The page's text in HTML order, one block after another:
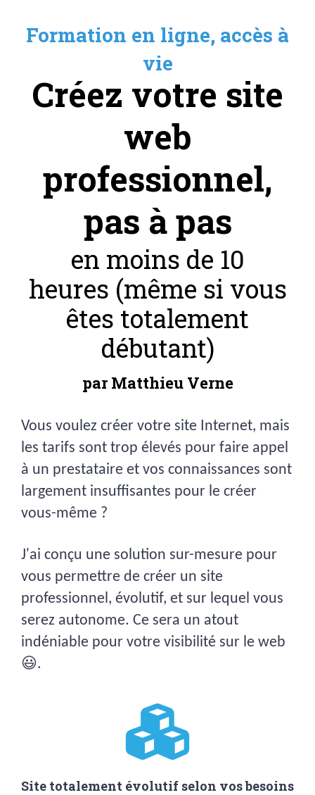
Formation en ligne, accès à
vie
Créez votre site
web
professionnel,
pas à pas
en moins de 10
heures (même si vous
êtes totalement
débutant)
par Matthieu Verne
Vous voulez créer votre site Internet, mais
les tarifs sont trop élevés pour faire appel
à un prestataire et vos connaissances sont
largement insuffisantes pour le créer
vous-même ?
J'ai conçu une solution sur-mesure pour
vous permettre de créer un site
professionnel, évolutif, et sur lequel vous
serez autonome. Ce sera un atout
indéniable pour votre visibilité sur le web
😃.
Site totalement évolutif selon vos besoins